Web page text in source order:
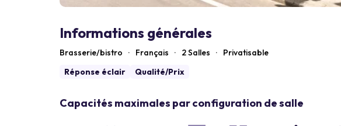
Informations générales
Brasserie/bistro · Français · 2 Salles ·
Privatisable
Réponse éclair
Qualité/Prix
Capacités maximales par configuration de salle